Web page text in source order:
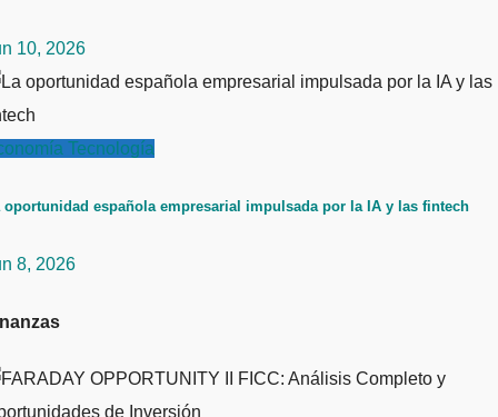
10, 2026
Tecnología
oportunidad española empresarial impulsada por la IA y las fintech
8, 2026